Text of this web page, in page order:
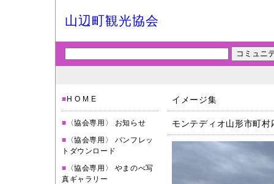
山辺町観光協会
■ H O M E
■ 〈協会専用〉 お知らせ
■ 〈協会専用〉 パンフレッ
トダウンロード
■ 〈協会専用〉 やまのべ写
真ギャラリー
イメージ集
モンテディオ山形市町